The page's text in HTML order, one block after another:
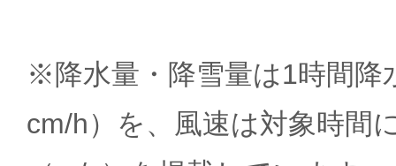
※降水量・降雪量は1時間降
cm/h）を、風速は対象時間